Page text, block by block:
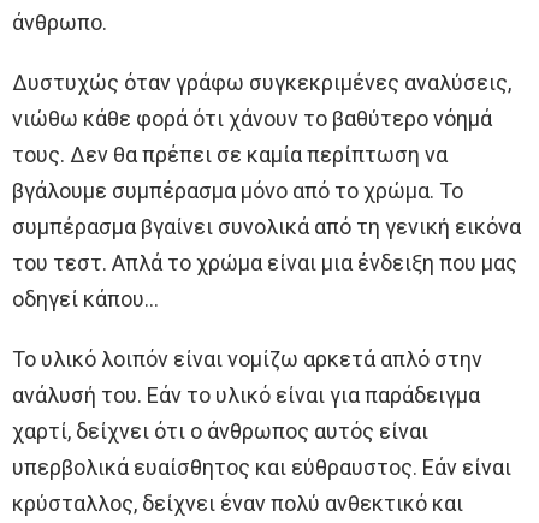
άνθρωπο.
Δυστυχώς όταν γράφω συγκεκριμένες αναλύσεις,
νιώθω κάθε φορά ότι χάνουν το βαθύτερο νόημά
τους. Δεν θα πρέπει σε καμία περίπτωση να
βγάλουμε συμπέρασμα μόνο από το χρώμα. Το
συμπέρασμα βγαίνει συνολικά από τη γενική εικόνα
του τεστ. Απλά το χρώμα είναι μια ένδειξη που μας
οδηγεί κάπου…
Το υλικό λοιπόν είναι νομίζω αρκετά απλό στην
ανάλυσή του. Εάν το υλικό είναι για παράδειγμα
χαρτί, δείχνει ότι ο άνθρωπος αυτός είναι
υπερβολικά ευαίσθητος και εύθραυστος. Εάν είναι
κρύσταλλος, δείχνει έναν πολύ ανθεκτικό και